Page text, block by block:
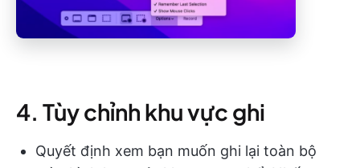
4. Tùy chỉnh khu vực ghi
Quyết định xem bạn muốn ghi lại toàn bộ